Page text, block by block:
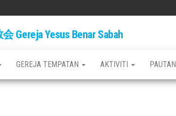
Gereja Yesus Benar Sabah
GEREJA TEMPATAN AKTIVITI PAUTAN